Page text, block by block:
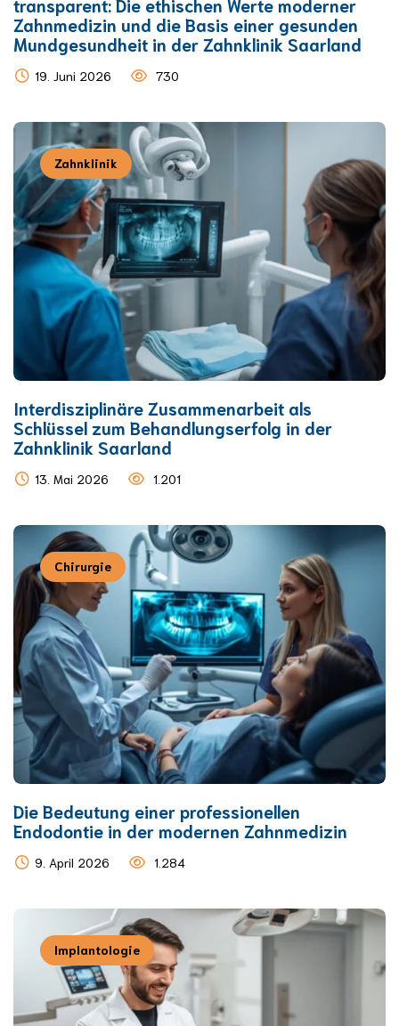
transparent: Die ethischen Werte moderner
Zahnmedizin und die Basis einer gesunden
Mundgesundheit in der Zahnklinik Saarland
19. Juni 2026 730
Zahnklinik
Interdisziplinäre Zusammenarbeit als
Schlüssel zum Behandlungserfolg in der
Zahnklinik Saarland
13. Mai 2026 1.201
Chirurgie
Die Bedeutung einer professionellen
Endodontie in der modernen Zahnmedizin
9. April 2026 1.284
Implantologie